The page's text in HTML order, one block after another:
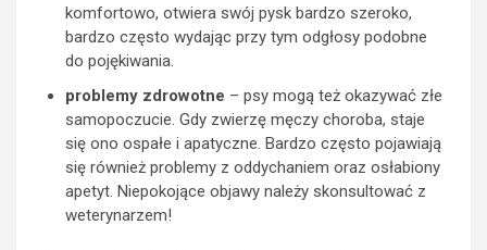
komfortowo, otwiera swój pysk bardzo szeroko,
bardzo często wydając przy tym odgłosy podobne
do pojękiwania.
problemy zdrowotne – psy mogą też okazywać złe
samopoczucie. Gdy zwierzę męczy choroba, staje
się ono ospałe i apatyczne. Bardzo często pojawiają
się również problemy z oddychaniem oraz osłabiony
apetyt. Niepokojące objawy należy skonsultować z
weterynarzem!